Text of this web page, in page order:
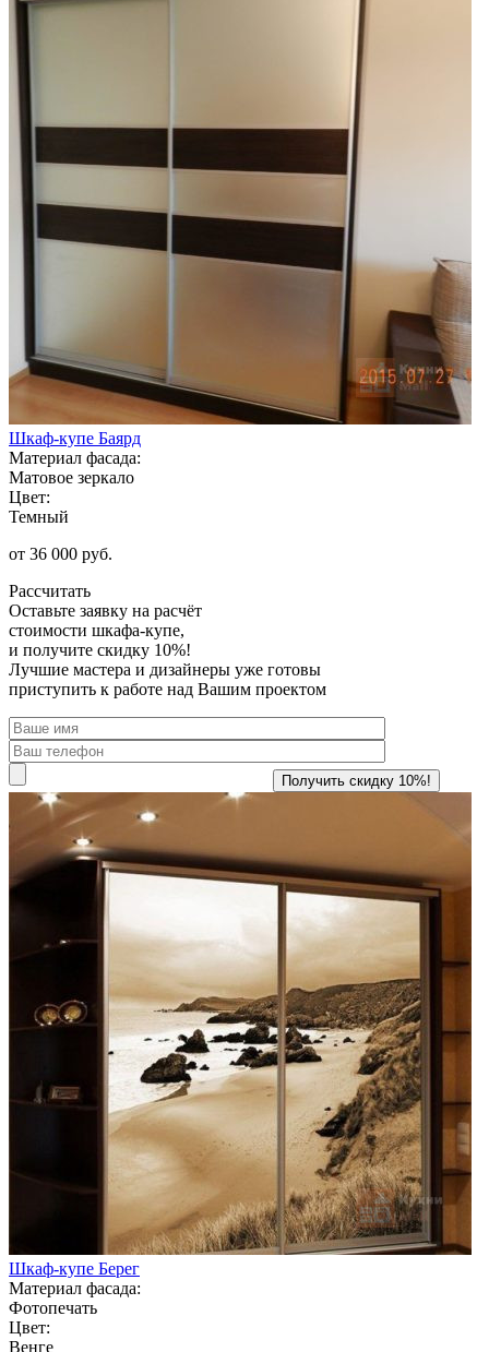
Шкаф-купе Баярд
Материал фасада:
Матовое зеркало
Цвет:
Темный
от 36 000 руб.
Рассчитать
Оставьте заявку на расчёт
стоимости шкафа-купе,
и получите скидку 10%!
Лучшие мастера и дизайнеры уже готовы
приступить к работе над Вашим проектом
Шкаф-купе Берег
Материал фасада:
Фотопечать
Цвет:
Венге